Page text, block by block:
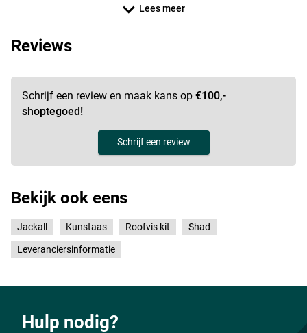
Lees meer
Reviews
Schrijf een review en maak kans op €100,-
shoptegoed!
Schrijf een review
Bekijk ook eens
Jackall Kunstaas Roofvis kit Shad
Leveranciersinformatie
Hulp nodig?